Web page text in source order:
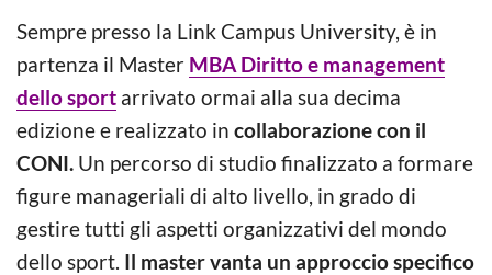
Sempre presso la Link Campus University, è in
partenza il Master MBA Diritto e management
dello sport arrivato ormai alla sua decima
edizione e realizzato in collaborazione con il
CONI. Un percorso di studio finalizzato a formare
figure manageriali di alto livello, in grado di
gestire tutti gli aspetti organizzativi del mondo
dello sport. Il master vanta un approccio specifico